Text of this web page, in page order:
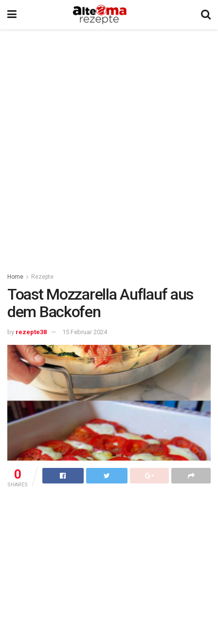
Home Rezepte
Toast Mozzarella Auflauf aus
dem Backofen
by rezepte38 15 Februar 2024
0
SHARES